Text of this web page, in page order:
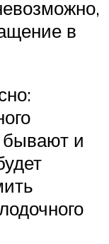
в
бывают и